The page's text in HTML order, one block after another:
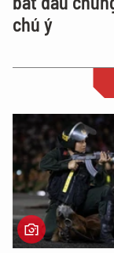
chú ý